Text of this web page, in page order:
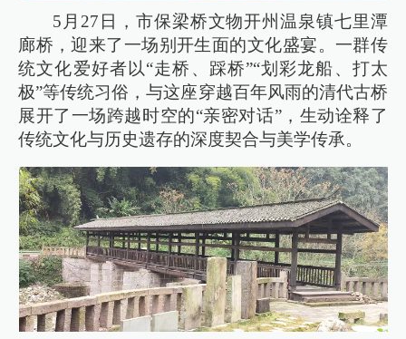
5月27日，市保梁桥文物开州温泉镇七里潭
廊桥，迎来了一场别开生面的文化盛宴。一群传
统文化爱好者以“走桥、踩桥”“划彩龙船、打太
极”等传统习俗，与这座穿越百年风雨的清代古桥
展开了一场跨越时空的“亲密对话”，生动诠释了
传统文化与历史遗存的深度契合与美学传承。